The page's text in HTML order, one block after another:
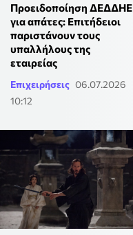
Προειδοποίηση ΔΕΔΔΗΕ
για απάτες: Επιτήδειοι
παριστάνουν τους
υπαλλήλους της
εταιρείας
Επιχειρήσεις 06.07.2026
10:12